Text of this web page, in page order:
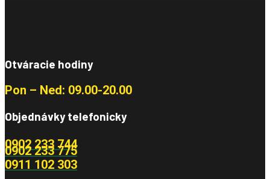
Otváracie hodiny
Pon – Ned: 09.00-20.00
Objednávky telefonicky
0902 233 744
0902 233 775
0911 102 303